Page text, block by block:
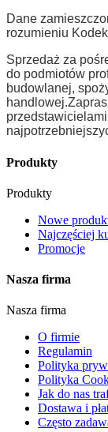
Dane
rozumieniu
Sprzedaż za
do podmiotów
budowlanej,
handlowej.
Produkty
Produkty
Nowe
Najczęściej
Promocje
Nasza firma
Nasza firma
O firmie
Regulamin
Polityka
Polityka
Jak do nas
Dostawa i
Często